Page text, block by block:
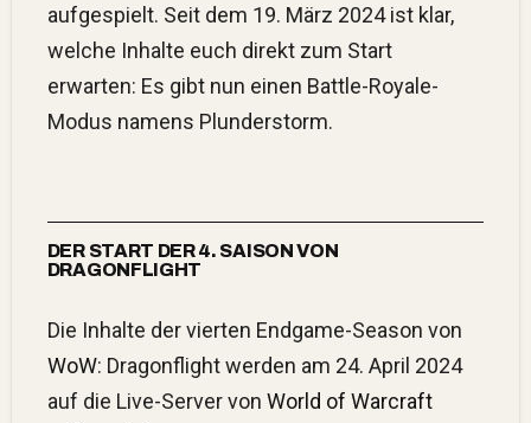
aufgespielt. Seit dem 19. März 2024 ist klar,
welche Inhalte euch direkt zum Start
erwarten: Es gibt nun einen Battle-Royale-
Modus namens Plunderstorm.
DER START DER 4. SAISON VON
DRAGONFLIGHT
Die Inhalte der vierten Endgame-Season von
WoW: Dragonflight werden am 24. April 2024
auf die Live-Server von World of Warcraft